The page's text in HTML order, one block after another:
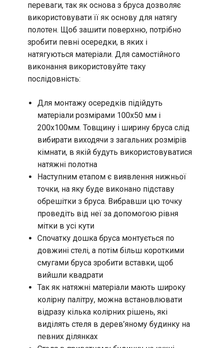
переваги, так як основа з бруса дозволяє
використовувати її як основу для натягу
полотен. Щоб зашити поверхню, потрібно
зробити певні осередки, в яких і
натягуються матеріали. Для самостійного
виконання використовуйте таку
послідовність:
Для монтажу осередків підійдуть
матеріали розмірами 100х50 мм і
200х100мм. Товщину і ширину бруса слід
вибирати виходячи з загальних розмірів
кімнати, в якій будуть використовуватися
натяжні полотна
Наступним етапом є виявлення нижньої
точки, на яку буде виконано підставу
обрешітки з бруса. Вибравши цю точку
проведіть від неї за допомогою рівня
мітки в усі кути
Спочатку дошка бруса монтується по
довжині стелі, а потім більш короткими
смугами бруса зробити вставки, щоб
вийшли квадрати
Так як натяжні матеріали мають широку
колірну палітру, можна встановлювати
відразу кілька колірних рішень, які
виділять стеля в дерев’яному будинку на
певних ділянках